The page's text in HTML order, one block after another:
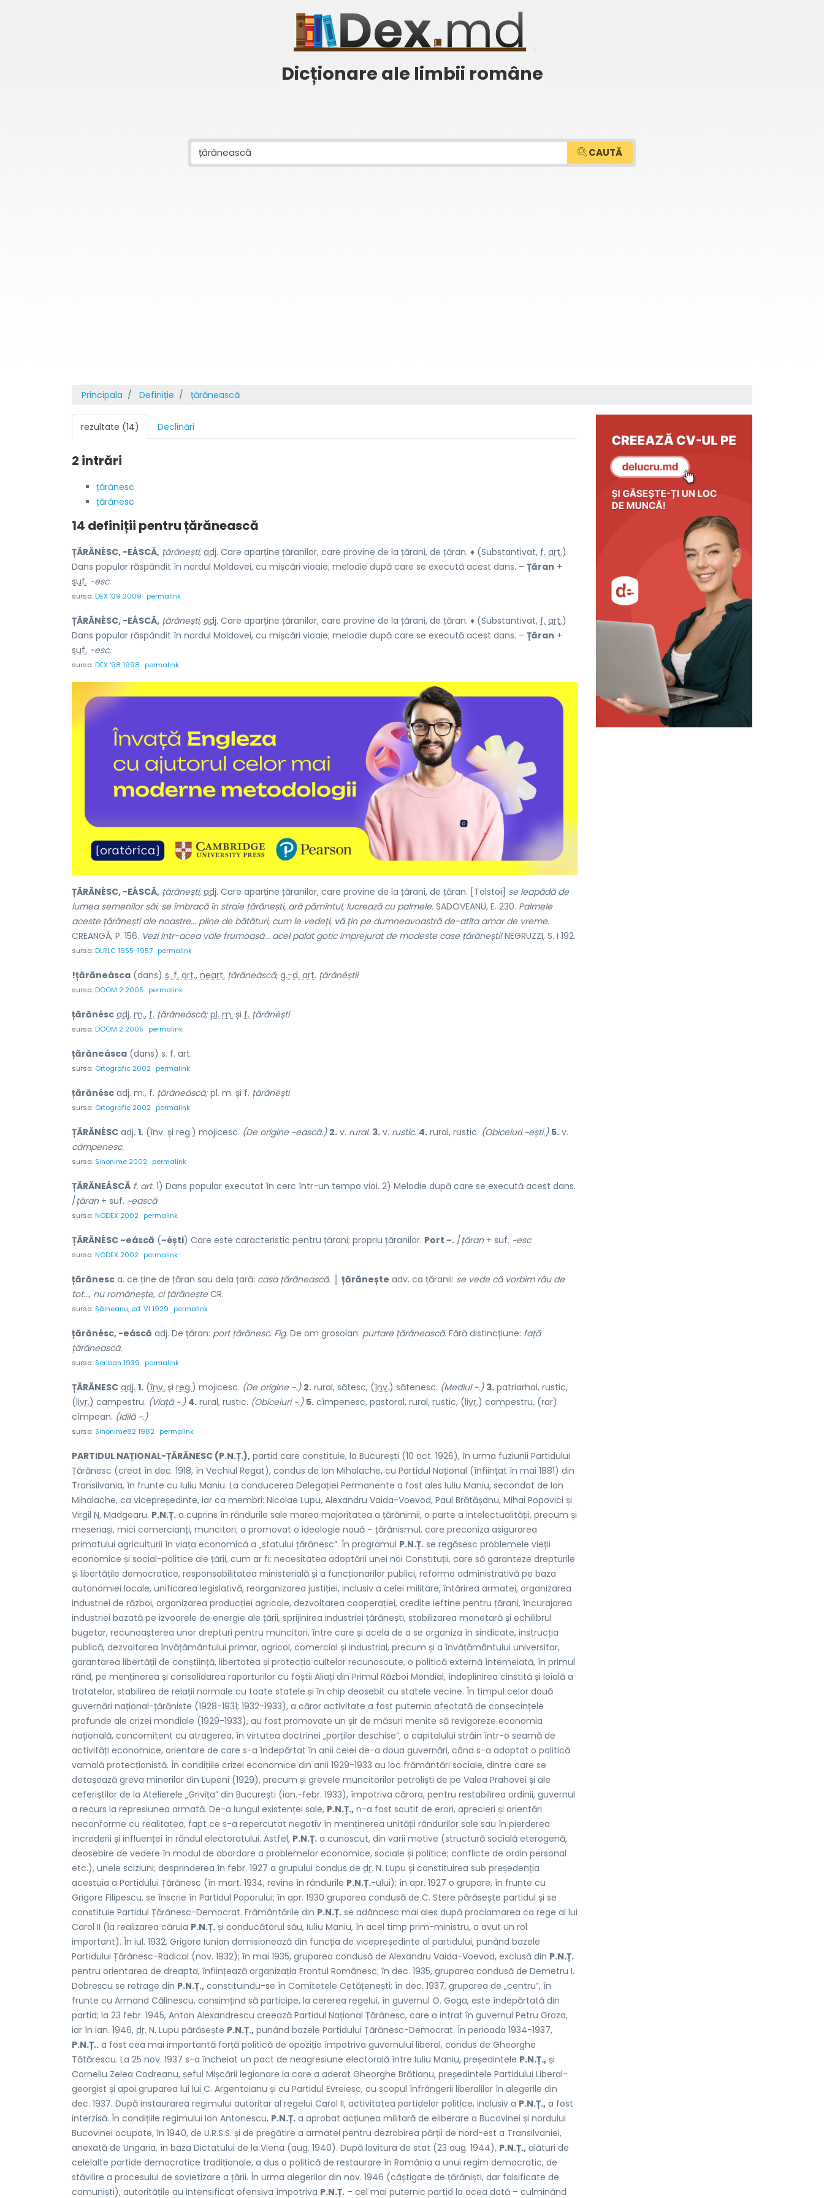
Dicționare ale limbii române
CAUTĂ
Principala Definiție țărănească
rezultate (14) Declinări
2 intrări
țărănesc
țărănesc
14 definiții pentruțărănească
ȚĂRĂNÉSC, -EÁSCĂ, țărănești, adj. Care aparține țăranilor, care provine de la țărani, de țăran. ♦ (Substantivat, f. art.)
Dans popular răspândit în nordul Moldovei, cu mișcări vioaie; melodie după care se execută acest dans. – Țăran +
suf. -esc.
sursa:DEX '09 2009 permalink
ȚĂRĂNÉSC, -EÁSCĂ, țărănești, adj. Care aparține țăranilor, care provine de la țărani, de țăran. ♦ (Substantivat, f. art.)
Dans popular răspândit în nordul Moldovei, cu mișcări vioaie; melodie după care se execută acest dans. – Țăran +
suf. -esc.
sursa:DEX '98 1998 permalink
ȚĂRĂNÉSC, -EÁSCĂ, țărănești, adj. Care aparține țăranilor, care provine de la țărani, de țăran. [Tolstoi] se leapădă de
lumea semenilor săi, se îmbracă în straie țărănești, ară pămîntul, lucrează cu palmele. SADOVEANU, E. 230. Palmele
aceste țărănești ale noastre... pline de bătături, cum le vedeți, vă țin pe dumneavoastră de-atîta amar de vreme.
CREANGĂ, P. 156. Vezi într-acea vale frumoasă... acel palat gotic împrejurat de modeste case țărănești!NEGRUZZI, S. I 192.
sursa:DLRLC 1955-1957 permalink
!țărăneásca (dans) s. f. art., neart. țărăneáscă, g.-d. art. țărănéștii
sursa:DOOM 2 2005 permalink
țărănésc adj. m., f. țărăneáscă; pl. m. și f. țărănéști
sursa:DOOM 2 2005 permalink
țărăneásca (dans) s. f. art.
sursa: Ortografic 2002 permalink
țărănésc adj. m., f. țărăneáscă;pl. m. și f. țărănéști
sursa: Ortografic 2002 permalink
ȚĂRĂNÉSC adj. 1. (înv. și reg.) mojicesc. (De origine ~ească.) 2. v. rural. 3. v. rustic. 4. rural, rustic. (Obiceiuri ~ești.) 5. v.
câmpenesc.
sursa: Sinonime 2002 permalink
ȚĂRĂNEÁSCĂ f. art. 1) Dans popular executat în cerc într-un tempo vioi. 2) Melodie după care se execută acest dans.
/țăran+ suf. ~ească
sursa:NODEX 2002 permalink
ȚĂRĂNÉSC ~eáscă (~éști) Care este caracteristic pentru țărani; propriu țăranilor. Port ~. /țăran+ suf. ~esc
sursa:NODEX 2002 permalink
țărănesc a. ce ține de țăran sau dela țară: casa țărănească. țărănește adv. ca țăranii: se vede că vorbim râu de
tot..., nu românește, ci țărăneșteCR.
sursa:Șăineanu, ed. VI 1929 permalink
țărănésc, -eáscă adj. De țăran: port țărănesc. Fig. De om grosolan: purtare țărănească. Fără distincțiune: față
țărănească.
sursa: Scriban 1939 permalink
ȚĂRĂNESC adj. 1. (înv. și reg.) mojicesc. (De origine ~.) 2. rural, sătesc, (înv.) sătenesc. (Mediul ~.) 3. patriarhal, rustic,
(livr.) campestru. (Viață ~.) 4. rural, rustic. (Obiceiuri ~.) 5. cîmpenesc, pastoral, rural, rustic, (livr.) campestru, (rar)
cîmpean. (Idilă ~.)
sursa: Sinonime82 1982 permalink
PARTIDUL NAȚIONAL-ȚĂRĂNESC (P.N.Ț.), partid care constituie, la București (10 oct. 1926), în urma fuziunii Partidului
Țărănesc (creat în dec. 1918, în Vechiul Regat), condus de Ion Mihalache, cu Partidul Național (înființat în mai 1881) din
Transilvania, în frunte cu Iuliu Maniu. La conducerea Delegației Permanente a fost ales Iuliu Maniu, secondat de Ion
Mihalache, ca vicepreședinte, iar ca membri: Nicolae Lupu, Alexandru Vaida-Voevod, Paul Brătășanu, Mihai Popovici și
Virgil N. Madgearu. P.N.Ț. a cuprins în rândurile sale marea majoritatea a țărănimii, o parte a intelectualității, precum și
meseriași, mici comercianți, muncitori; a promovat o ideologie nouă – țărănismul, care preconiza asigurarea
primatului agriculturii în viața economică a „statului țărănesc”. În programul P.N.Ț. se regăsesc problemele vieții
economice și social-politice ale țării, cum ar fi: necesitatea adoptării unei noi Constituții, care să garanteze drepturile
și libertățile democratice, responsabilitatea ministerială și a funcționarilor publici, reforma administrativă pe baza
autonomiei locale, unificarea legislativă, reorganizarea justiției, inclusiv a celei militare, întărirea armatei, organizarea
industriei de război, organizarea producției agricole, dezvoltarea cooperației, credite ieftine pentru țărani, încurajarea
industriei bazată pe izvoarele de energie ale țării, sprijinirea industriei țărănești, stabilizarea monetară și echilibrul
bugetar, recunoașterea unor drepturi pentru muncitori, între care și acela de a se organiza în sindicate, instrucția
publică, dezvoltarea învățământului primar, agricol, comercial și industrial, precum și a învățământului universitar,
garantarea libertății de conștiință, libertatea și protecția cultelor recunoscute, o politică externă întemeiată, în primul
rând, pe menținerea și consolidarea raporturilor cu foștii Aliați din Primul Război Mondial, îndeplinirea cinstită și loială a
tratatelor, stabilirea de relații normale cu toate statele și în chip deosebit cu statele vecine. În timpul celor două
guvernări național-țărăniste (1928-1931; 1932-1933), a căror activitate a fost puternic afectată de consecințele
profunde ale crizei mondiale (1929-1933), au fost promovate un șir de măsuri menite să revigoreze economia
națională, concomitent cu atragerea, în virtutea doctrinei „porților deschise”, a capitalului străin într-o seamă de
activități economice, orientare de care s-a îndepărtat în anii celei de-a doua guvernări, când s-a adoptat o politică
vamală protecționistă. În condițiile crizei economice din anii 1929-1933 au loc frământări sociale, dintre care se
detașează greva minerilor din Lupeni (1929), precum și grevele muncitorilor petroliști de pe Valea Prahovei și ale
ceferiștilor de la Atelierele „Grivița” din București (ian.-febr. 1933), împotriva cărora, pentru restabilirea ordinii, guvernul
a recurs la represiunea armată. De-a lungul existenței sale, P.N.Ț., n-a fost scutit de erori, aprecieri și orientări
neconforme cu realitatea, fapt ce s-a repercutat negativ în menținerea unității rândurilor sale sau în pierderea
încrederii și influenței în rândul electoratului. Astfel, P.N.Ț. a cunoscut, din varii motive (structură socială eterogenă,
deosebire de vedere în modul de abordare a problemelor economice, sociale și politice; conflicte de ordin personal
etc.), unele sciziuni; desprinderea în febr. 1927 a grupului condus de dr. N. Lupu și constituirea sub președenția
acestuia a Partidului Țărănesc (în mart. 1934, revine în rândurile P.N.Ț.-ului); în apr. 1927 o grupare, în frunte cu
Grigore Filipescu, se înscrie în Partidul Poporului; în apr. 1930 gruparea condusă de C. Stere părăsește partidul și se
constituie Partidul Țărănesc-Democrat. Frământările din P.N.Ț. se adâncesc mai ales după proclamarea ca rege al lui
Carol II (la realizarea căruia P.N.Ț. și conducătorul său, Iuliu Maniu, în acel timp prim-ministru, a avut un rol
important). În iul. 1932, Grigore Iunian demisionează din funcția de vicepreședinte al partidului, punând bazele
Partidului Țărănesc-Radical (nov. 1932); în mai 1935, gruparea condusă de Alexandru Vaida-Voevod, exclusă din P.N.Ț.
pentru orientarea de dreapta, înființează organizația Frontul Românesc; în dec. 1935, gruparea condusă de Demetru I.
Dobrescu se retrage din P.N.Ț., constituindu-se în Comitetele Cetățenești; în dec. 1937, gruparea de „centru”, în
frunte cu Armand Călinescu, consimțind să participe, la cererea regelui, în guvernul O. Goga, este îndepărtată din
partid; la 23 febr. 1945, Anton Alexandrescu creează Partidul Național Țărănesc, care a intrat în guvernul Petru Groza,
iar în ian. 1946, dr. N. Lupu părăsește P.N.Ț., punând bazele Partidului Țărănesc-Democrat. În perioada 1934-1937,
P.N.Ț.. a fost cea mai importantă forță politică de opoziție împotriva guvernului liberal, condus de Gheorghe
Tătărescu. La 25 nov. 1937 s-a încheiat un pact de neagresiune electorală între Iuliu Maniu, președintele P.N.Ț., și
Corneliu Zelea Codreanu, șeful Mișcării legionare la care a aderat Gheorghe Brătianu, președintele Partidului Liberal-
georgist și apoi gruparea lui lui C. Argentoianu și cu Partidul Evreiesc, cu scopul înfrângerii liberalilor în alegerile din
dec. 1937. După instaurarea regimului autoritar al regelui Carol II, activitatea partidelor politice, inclusiv a P.N.Ț., a fost
interzisă. În condițiile regimului Ion Antonescu, P.N.Ț. a aprobat acțiunea militară de eliberare a Bucovinei și nordului
Bucovinei ocupate, în 1940, de U.R.S.S. și de pregătire a armatei pentru dezrobirea părții de nord-est a Transilvaniei,
anexată de Ungaria, în baza Dictatului de la Viena (aug. 1940). După lovitura de stat (23 aug. 1944), P.N.Ț., alături de
celelalte partide democratice tradiționale, a dus o politică de restaurare în România a unui regim democratic, de
stăvilire a procesului de sovietizare a țării. În urma alegerilor din nov. 1946 (câștigate de țărăniști, dar falsificate de
comuniști), autoritățile au intensificat ofensiva împotriva P.N.Ț. – cel mai puternic partid la acea dată – culminând